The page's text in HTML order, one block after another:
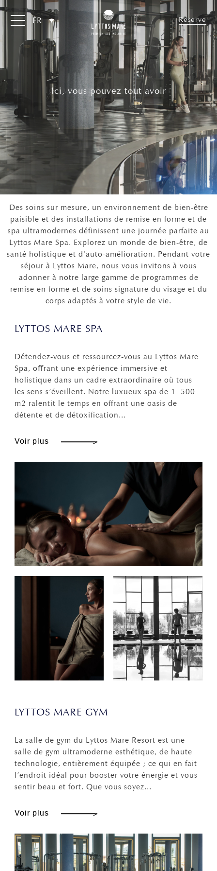
FR Reserve
Ici, vous pouvez tout avoir
Des soins sur mesure, un environnement de bien-être
paisible et des installations de remise en forme et de
spa ultramodernes définissent une journée parfaite au
Lyttos Mare Spa. Explorez un monde de bien-être, de
santé holistique et d’auto-amélioration. Pendant votre
séjour à Lyttos Mare, nous vous invitons à vous
adonner à notre large gamme de programmes de
remise en forme et de soins signature du visage et du
corps adaptés à votre style de vie.
LYTTOS MARE SPA
Détendez-vous et ressourcez-vous au Lyttos Mare
Spa, oﬀrant une expérience immersive et
holistique dans un cadre extraordinaire où tous
les sens s’éveillent. Notre luxueux spa de 1 500
m2 ralentit le temps en offrant une oasis de
détente et de détoxification...
Voir plus
LYTTOS MARE GYM
La salle de gym du Lyttos Mare Resort est une
salle de gym ultramoderne esthétique, de haute
technologie, entièrement équipée ; ce qui en fait
l’endroit idéal pour booster votre énergie et vous
sentir beau et fort. Que vous soyez...
Voir plus